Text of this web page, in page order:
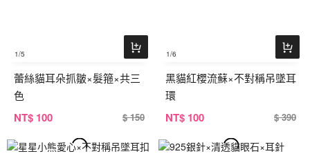
1/5
蕾絲貓耳朵抓皺×髮箍×共三
色
NT$ 100 $ 150
1/6
黑貓紅櫻流蘇×不對稱吊墜耳
環
NT$ 100 $ 390